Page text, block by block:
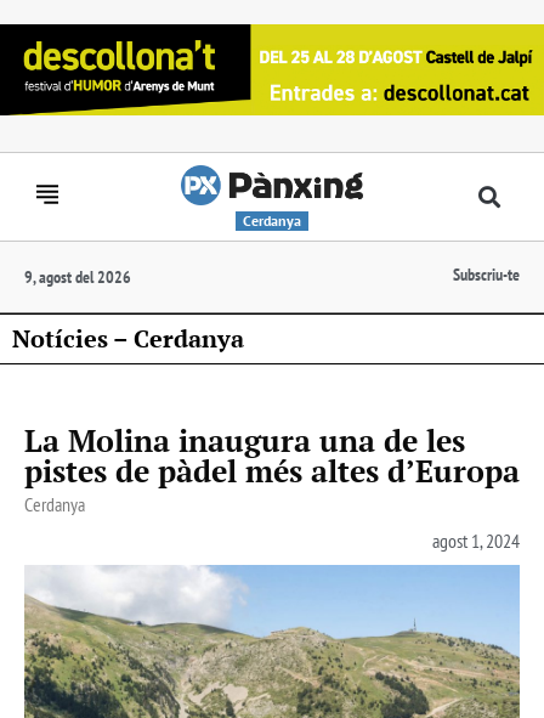
Cerdanya
9, agost del 2026 Subscriu-te
Notícies – Cerdanya
La Molina inaugura una de les
pistes de pàdel més altes d’Europa
Cerdanya
agost 1, 2024